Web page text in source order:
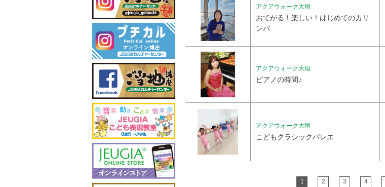
アクアウォーク大垣
おてがる！楽しい！はじめてのカリ
ンバ
アクアウォーク大垣
ピアノの時間♪
アクアウォーク大垣
こどもクラシックバレエ
1 2 3 4